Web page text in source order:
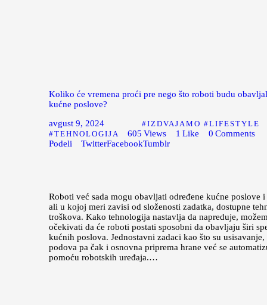
Koliko će vremena proći pre nego što roboti budu
kućne poslove?
avgust 9, 2024
IZDVAJAMO
LIFESTYLE
TEHNOLOGIJA
605 Views 1 Like 0 Comments
Podeli
TwitterFacebookTumblr
Roboti već sada mogu obavljati određene kućne poslove i
ali u kojoj meri zavisi od složenosti zadatka, dostupne
troškova. Kako tehnologija nastavlja da napreduje,
očekivati da će roboti postati sposobni da obavljaju širi
kućnih poslova. Jednostavni zadaci kao što su usisavanje,
podova pa čak i osnovna priprema hrane već se
pomoću robotskih uređaja.…